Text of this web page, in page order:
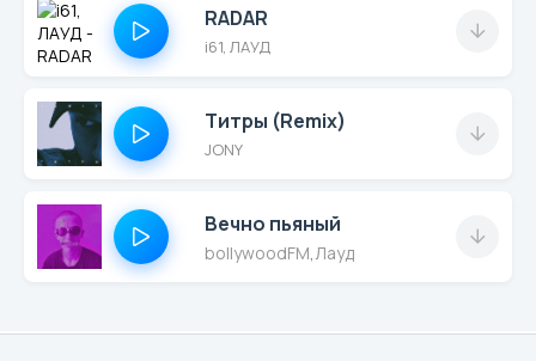
RADAR
i61, ЛАУД
Титры (Remix)
JONY
Вечно пьяный
bollywoodFM Лауд